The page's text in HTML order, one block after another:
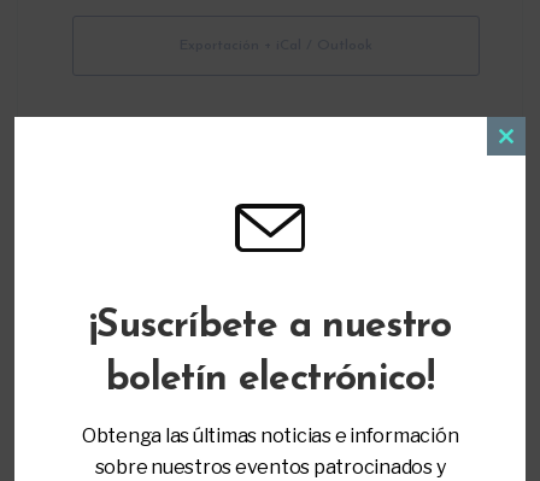
Parent to Parent of Miami
info@ptopmiami.org
¡Suscríbete a nuestro
boletín electrónico!
Obtenga las últimas noticias e información
sobre nuestros eventos patrocinados y